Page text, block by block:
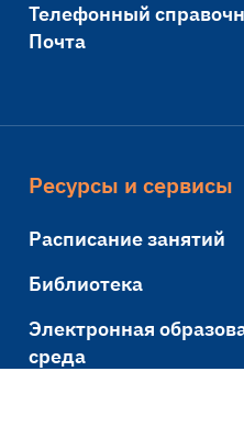
Телефонный
Почта
Ресурсы и сервисы
Расписание занятий
Библиотека
Электронная
среда